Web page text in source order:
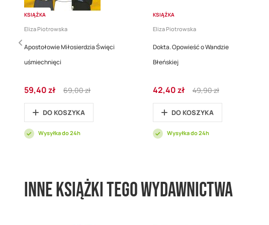
KSIĄŻKA
Eliza Piotrowska
Apostołowie Miłosierdzia Święci
uśmiechnięci
Cena
promocyjna
59,40 zł
Regular
Price
69,00 zł
DO KOSZYKA
Wysyłka do 24h
KSIĄŻKA
Eliza Piotrowska
Dokta. Opowieść o Wandzie
Błeńskiej
Cena
promocyjna
42,40 zł
Regular
Price
49,90 zł
DO KOSZYKA
Wysyłka do 24h
Inne książki tego wydawnictwa